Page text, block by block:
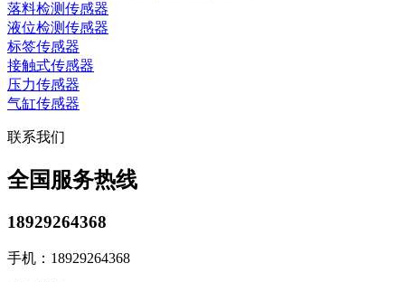
落料检测传感器
液位检测传感器
标签传感器
接触式传感器
压力传感器
气缸传感器
联系我们
全国服务热线
18929264368
手机： 18929264368